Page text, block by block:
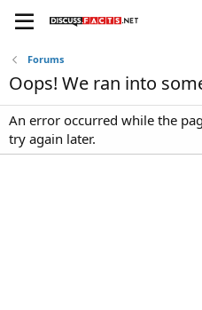
Forums
Oops! We ran into
An error occurred while the
try again later.